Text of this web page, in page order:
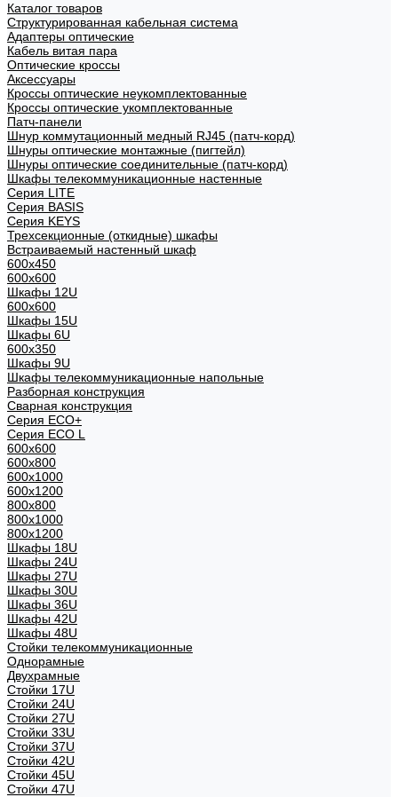
Каталог товаров
Структурированная кабельная система
Адаптеры оптические
Кабель витая пара
Оптические кроссы
Аксессуары
Кроссы оптические неукомплектованные
Кроссы оптические укомплектованные
Патч-панели
Шнур коммутационный медный RJ45 (патч-корд)
Шнуры оптические монтажные (пигтейл)
Шнуры оптические соединительные (патч-корд)
Шкафы телекоммуникационные настенные
Cерия LITE
Cерия BASIS
Cерия KEYS
Трехсекционные (откидные) шкафы
Встраиваемый настенный шкаф
600x450
600x600
Шкафы 12U
600x600
Шкафы 15U
Шкафы 6U
600x350
Шкафы 9U
Шкафы телекоммуникационные напольные
Разборная конструкция
Сварная конструкция
Серия ECO+
Серия ECO L
600x600
600x800
600х1000
600х1200
800x800
800х1000
800х1200
Шкафы 18U
Шкафы 24U
Шкафы 27U
Шкафы 30U
Шкафы 36U
Шкафы 42U
Шкафы 48U
Стойки телекоммуникационные
Однорамные
Двухрамные
Стойки 17U
Стойки 24U
Стойки 27U
Стойки 33U
Стойки 37U
Стойки 42U
Стойки 45U
Стойки 47U